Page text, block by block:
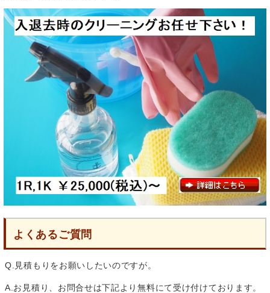
よくあるご質問
Q.見積もりをお願いしたいのですが。
A.お見積り、お問合せは下記より無料にて受け付けております。